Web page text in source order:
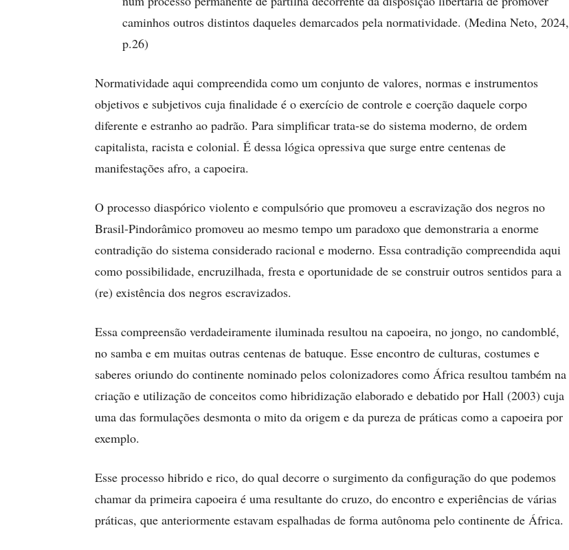
caminhos outros distintos daqueles demarcados pela normatividade. (Medina Neto, 2024,
p.26)
Normatividade aqui compreendida como um conjunto de valores, normas e instrumentos
objetivos e subjetivos cuja finalidade é o exercício de controle e coerção daquele corpo
diferente e estranho ao padrão. Para simplificar trata-se do sistema moderno, de ordem
capitalista, racista e colonial. É dessa lógica opressiva que surge entre centenas de
manifestações afro, a capoeira.
O processo diaspórico violento e compulsório que promoveu a escravização dos negros no
Brasil-Pindorâmico promoveu ao mesmo tempo um paradoxo que demonstraria a enorme
contradição do sistema considerado racional e moderno. Essa contradição compreendida aqui
como possibilidade, encruzilhada, fresta e oportunidade de se construir outros sentidos para a
(re) existência dos negros escravizados.
Essa compreensão verdadeiramente iluminada resultou na capoeira, no jongo, no candomblé,
no samba e em muitas outras centenas de batuque. Esse encontro de culturas, costumes e
saberes oriundo do continente nominado pelos colonizadores como África resultou também na
criação e utilização de conceitos como hibridização elaborado e debatido por Hall (2003) cuja
uma das formulações desmonta o mito da origem e da pureza de práticas como a capoeira por
exemplo.
Esse processo hibrido e rico, do qual decorre o surgimento da configuração do que podemos
chamar da primeira capoeira é uma resultante do cruzo, do encontro e experiências de várias
práticas, que anteriormente estavam espalhadas de forma autônoma pelo continente de África.